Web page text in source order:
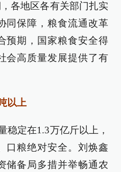
各地区各有关部门扎实
同保障，粮食流通改革
预期，国家粮食安全得
会高质量发展提供了有
以上
稳定在1.3万亿斤以上，
口粮绝对安全。刘焕鑫
储备局多措并举畅通农